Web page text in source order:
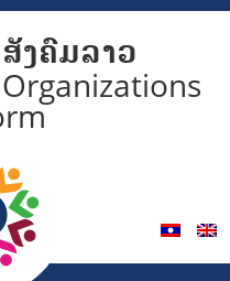
ງຄົມລາວ